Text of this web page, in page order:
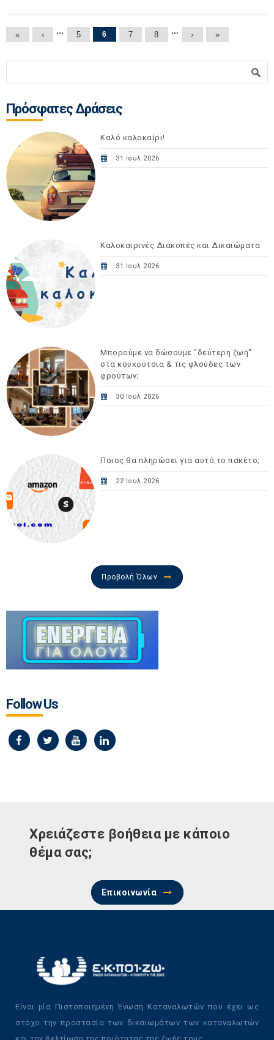
Σελίδες
« ‹ … 5 6 7 8 … › »
Πρόσφατες Δράσεις
Καλό καλοκαίρι!
31 Ιουλ 2026
Καλοκαιρινές Διακοπές και Δικαιώματα
31 Ιουλ 2026
Μπορούμε να δώσουμε "δεύτερη ζωή"
στα κουκούτσια & τις φλούδες των
φρούτων;
30 Ιουλ 2026
Ποιος θα πληρώσει για αυτό το πακέτο;
22 Ιουλ 2026
Προβολή Όλων
Follow Us
Χρειάζεστε βοήθεια με κάποιο
θέμα σας;
Επικοινωνία
Είναι μία Πιστοποιημένη Ένωση Καταναλωτών που έχει ως
στόχο την προστασία των δικαιωμάτων των καταναλωτών